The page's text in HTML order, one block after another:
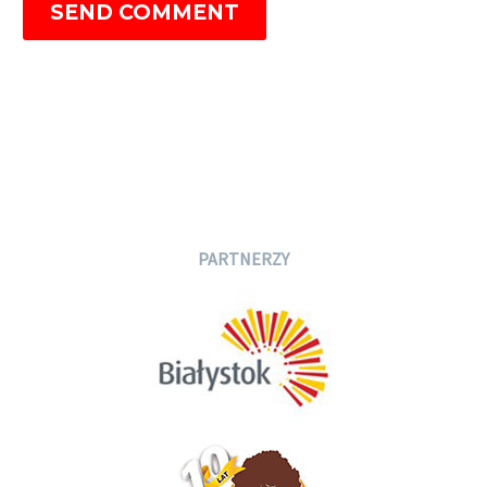
SEND COMMENT
PARTNERZY